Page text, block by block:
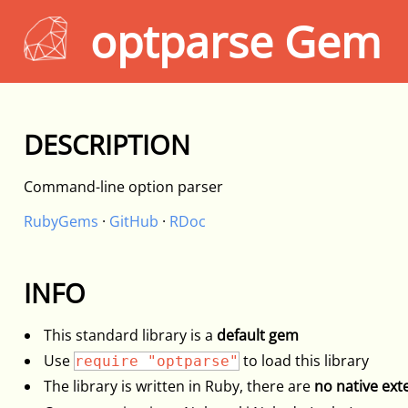
optparse Gem
DESCRIPTION
Command-line option parser
RubyGems · GitHub · RDoc
INFO
This standard library is a default gem
Use require "optparse" to load this library
The library is written in Ruby, there are no native